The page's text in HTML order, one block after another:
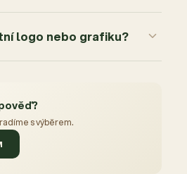
logo nebo grafiku?
s výběrem.